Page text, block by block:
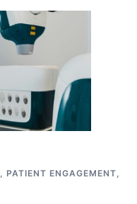
, PATIENT ENGAGEMENT,